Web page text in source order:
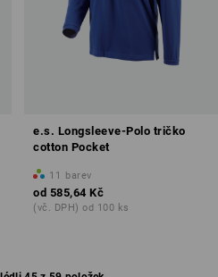
e.s. Longsleeve-Polo tričko
cotton Pocket
11 barev
od 585,64 Kč
(vč. DPH) od 100 ks